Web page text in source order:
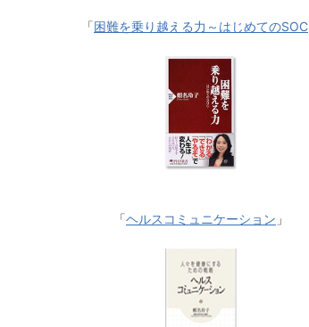
「困難を乗り越える力～はじめてのSOC
「ヘルスコミュニケーション 」